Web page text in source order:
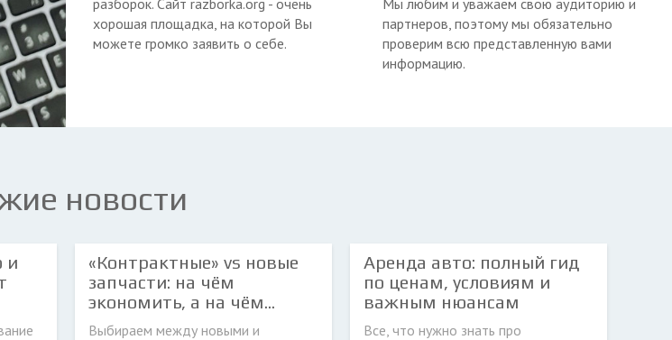
разборок. Сайт razborka.org - очень
хорошая площадка, на которой Вы
можете громко заявить о себе.
Мы любим и уважаем свою аудиторию и
партнеров, поэтому мы обязательно
проверим всю представленную вами
информацию.
новости
и
«Контрактные» vs новые
запчасти: на чём
экономить, а на чём...
Выбираем между новыми и
Аренда авто: полный гид
по ценам, условиям и
важным нюансам
Все, что нужно знать про